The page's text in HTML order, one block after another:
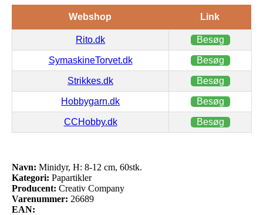
Webshop Link
Rito.dk Besøg
SymaskineTorvet.dk Besøg
Strikkes.dk Besøg
Hobbygarn.dk Besøg
CCHobby.dk Besøg
Navn: Minidyr, H: 8-12 cm, 60stk.
Kategori: Papartikler
Producent: Creativ Company
Varenummer: 26689
EAN: